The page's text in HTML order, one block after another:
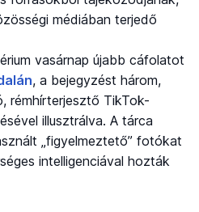
médiában terjedő
vasárnap újabb cáfolatot
, a bejegyzést három,
rémhírterjesztő TikTok-
illusztrálva. A tárca
„figyelmeztető” fotókat
intelligenciával hozták